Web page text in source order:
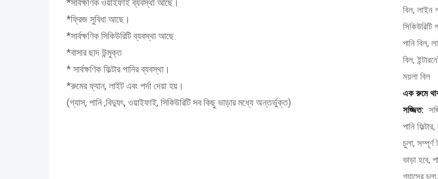
*সার্বক্ষণিক ওয়াইফাই ব্যবস্থা আছে।
*ফ্রিজ সুবিধা আছে।
*সার্বক্ষণিক সিকিউরিটি ব্যবস্থা আছে
*বাসার ছাদ উন্মুক্ত
* সার্বক্ষণিক ফিল্টার পানির ব্যবস্থা।
*রুমের ফ্যান, লাইট এবং পর্দা দেয়া হয়।
(গ্যাস, পানি ,বিদ্যুৎ, ওয়াইফাই, সিকিউরিটি সব কিছু ভাড়ার মধ্যে অন্তর্ভুক্ত)
বিল, লাইন
সিকিউরিটি
পানি বিল,
বিল,
ময়লা বিল
এক রুমে
সজ্জিত:
পানি
চুলা,
ভাড়া হবে,
গ্যাসের